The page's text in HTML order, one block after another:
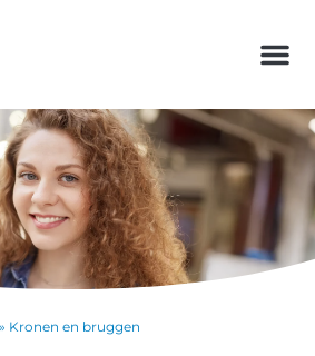
» Kronen en bruggen